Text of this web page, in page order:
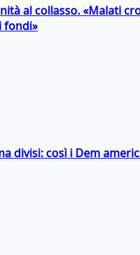
al collasso. «Malati
fondi»
divisi: così i Dem